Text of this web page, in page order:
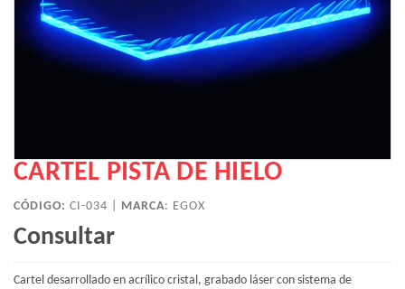
CARTEL PISTA DE HIELO
CÓDIGO: CI-034 | MARCA: EGOX
Consultar
Cartel desarrollado en acrílico cristal, grabado láser con sistema de